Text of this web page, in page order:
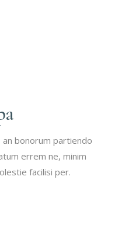
bonorum partiendo
errem ne, minim
facilisi per.